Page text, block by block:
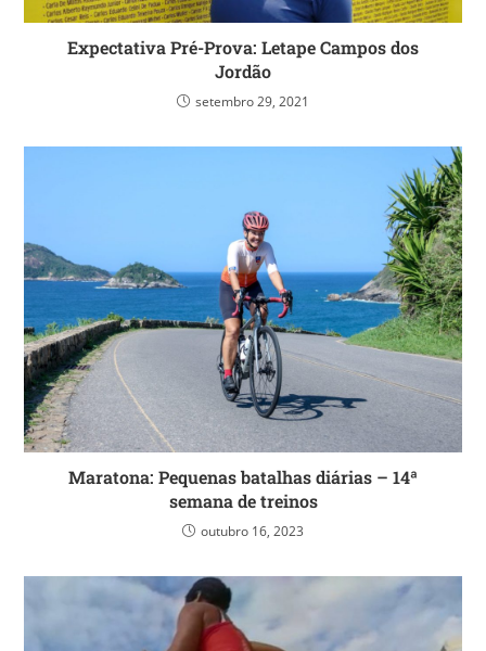
Expectativa Pré-Prova: Letape Campos dos
Jordão
setembro 29, 2021
Maratona: Pequenas batalhas diárias – 14ª
semana de treinos
outubro 16, 2023